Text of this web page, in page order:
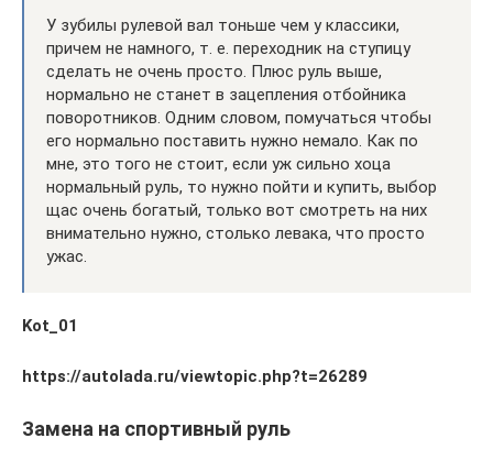
У зубилы рулевой вал тоньше чем у классики,
причем не намного, т. е. переходник на ступицу
сделать не очень просто. Плюс руль выше,
нормально не станет в зацепления отбойника
поворотников. Одним словом, помучаться чтобы
его нормально поставить нужно немало. Как по
мне, это того не стоит, если уж сильно хоца
нормальный руль, то нужно пойти и купить, выбор
щас очень богатый, только вот смотреть на них
внимательно нужно, столько левака, что просто
ужас.
Kot_01
https://autolada.ru/viewtopic.php?t=26289
Замена на спортивный руль